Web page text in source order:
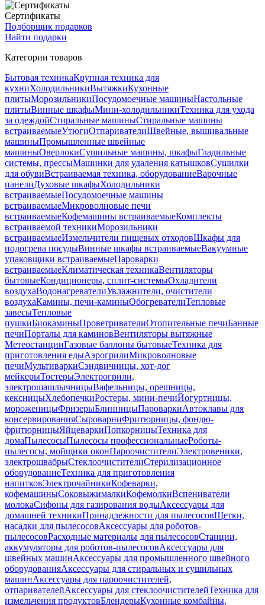
Сертификаты
Подборщик подарков
Найти подарки
Категории товаров
Бытовая техникаКрупная техника для
кухниХолодильникиВытяжкиКухонные
плитыМорозильникиПосудомоечные машиныНастольные
плитыВинные шкафыМини-холодильникиТехника для ухода
за одеждойСтиральные машиныСтиральные машины
встраиваемыеУтюгиОтпаривателиШвейные, вышивальные
машиныПромышленные швейные
машиныОверлокиСушильные машины, шкафыГладильные
системы, прессыМашинки для удаления катышковСушилки
для обувиВстраиваемая техника, оборудованиеВарочные
панелиДуховые шкафыХолодильники
встраиваемыеПосудомоечные машины
встраиваемыеМикроволновые печи
встраиваемыеКофемашины встраиваемыеКомплекты
встраиваемой техникиМорозильники
встраиваемыеИзмельчители пищевых отходовШкафы для
подогрева посудыВинные шкафы встраиваемыеВакуумные
упаковщики встраиваемыеПароварки
встраиваемыеКлиматическая техникаВентиляторы
бытовыеКондиционеры, сплит-системыОхладители
воздухаВодонагревателиУвлажнители, очистители
воздухаКамины, печи-каминыОбогревателиТепловые
завесыТепловые
пушкиБиокаминыПроветривателиОтопительные печиБанные
печиПорталы для каминовВентиляторы вытяжные
МетеостанцииГазовые баллоны бытовыеТехника для
приготовления едыАэрогрилиМикроволновые
печиМультиваркиСэндвичницы, хот-дог
мейкерыТостерыЭлектрогрили,
электрошашлычницыВафельницы, орешницы,
кексницыХлебопечкиРостеры, мини-печиЙогуртницы,
мороженицыФризерыБлинницыПароваркиАвтоклавы для
консервированияСыроварниФритюрницы, фондю-
фритюрницыЯйцеваркиПопкорницыТехника для
домаПылесосыПылесосы профессиональныеРоботы-
пылесосы, мойщики оконПароочистителиЭлектровеники,
электрошвабрыСтеклоочистителиСтерилизационное
оборудованиеТехника для приготовления
напитковЭлектрочайникиКофеварки,
кофемашиныСоковыжималкиКофемолкиВспениватели
молокаСифоны для газирования водыАксессуары для
домашней техникиПринадлежности для пылесосовЩетки,
насадки для пылесосовАксессуары для роботов-
пылесосовРасходные материалы для пылесосовСтанции,
аккумуляторы для роботов-пылесосовАксессуары для
швейных машинАксессуары для промышленного швейного
оборудованияАксессуары для стиральных и сушильных
машинАксессуары для пароочистителей,
отпаривателейАксессуары для стеклоочистителейТехника для
измельчения продуктовБлендерыКухонные комбайны,